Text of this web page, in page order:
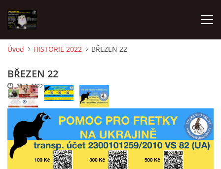
FRETKY V ÚTULKU
K ADOPCI
V PÉČI
Úvod HISTORIE 2022 BŘEZEN 22
BŘEZEN 22
28. 2. 2022